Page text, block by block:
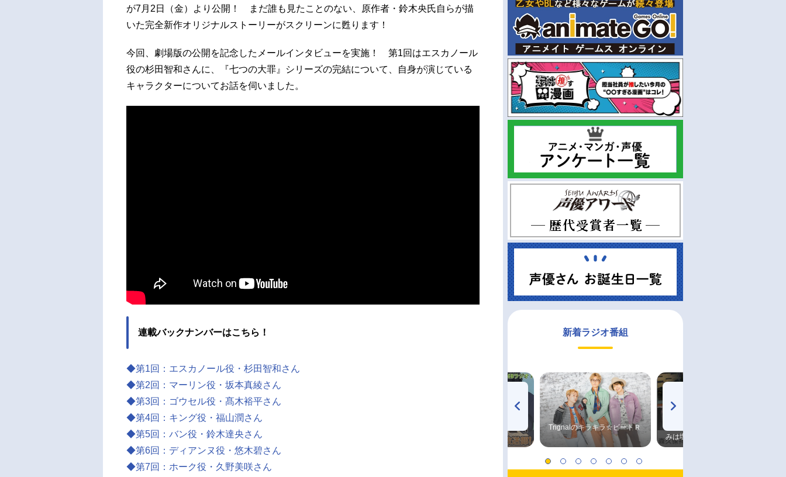
が7月2日（金）より公開！ まだ誰も見たことのない、原作者・鈴木央氏自らが描
いた完全新作オリジナルストーリーがスクリーンに甦ります！
今回、劇場版の公開を記念したメールインタビューを実施！ 第1回はエスカノール
役の杉田智和さんに、『七つの大罪』シリーズの完結について、自身が演じている
キャラクターについてお話を伺いました。
連載バックナンバーはこちら！
◆第1回：エスカノール役・杉田智和さん
◆第2回：マーリン役・坂本真綾さん
◆第3回：ゴウセル役・髙木裕平さん
◆第4回：キング役・福山潤さん
◆第5回：バン役・鈴木達央さん
◆第6回：ディアンヌ役・悠木碧さん
◆第7回：ホーク役・久野美咲さん
新着ラジオ番組
Trignalのキラキラ☆ビートＲ
みは塩だけ